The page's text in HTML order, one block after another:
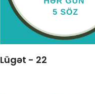
Lügət - 22